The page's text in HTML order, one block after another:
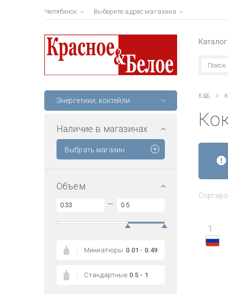
Челябинск Выберите адрес магазина
Каталог
Энергетики, коктейли
Наличие в магазинах
Выбрать магазин
Объем
—
Миниатюры 0.01 - 0.49
Стандартные 0.5 - 1
К&Б
1